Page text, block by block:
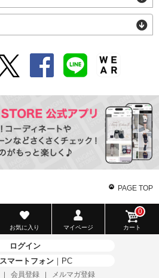
PAGE TOP
お気に入り マイページ カート
0
ログイン
スマートフォン ｜ PC
会員登録 メルマガ登録